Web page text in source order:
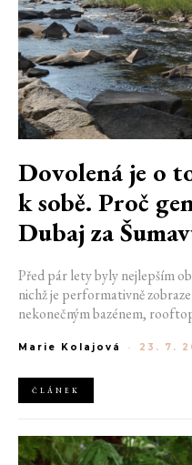
Dovolená je o
k sobě. Proč
Dubaj za
Před pár lety byly nejlepším
nichž je performativně
nekonečným bazénem,
horách. Ranní koupání v lomu.
Marie Kolajová - 23. 7.
ČLÁNEK